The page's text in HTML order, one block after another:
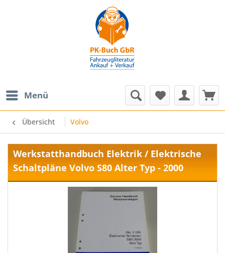
Menü
Übersicht Volvo
Werkstatthandbuch Elektrik / Elektrische
Schaltpläne Volvo S80 Alter Typ - 2000